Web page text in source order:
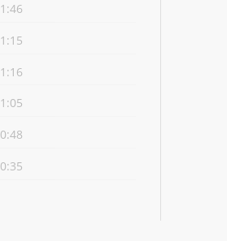
1:46
1:15
1:16
1:05
0:48
0:35